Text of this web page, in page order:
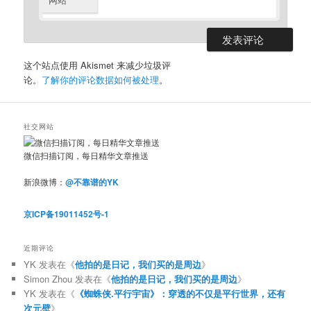
这个站点使用 Akismet 来减少垃圾评
论。 了解你的评论数据如何被处理。
社交网站
微信扫描订阅，每日精华文章推送
新浪微博：@不靠谱的YK
京ICP备19011452号-1
近期评论
YK 发表在《他拍的是日记，我们买的是周边》
Simon Zhou 发表在《他拍的是日记，我们买的是周边》
YK 发表在《 《蜘蛛侠.平行宇宙》：穿透的不仅是平行世界，还有
次元壁》